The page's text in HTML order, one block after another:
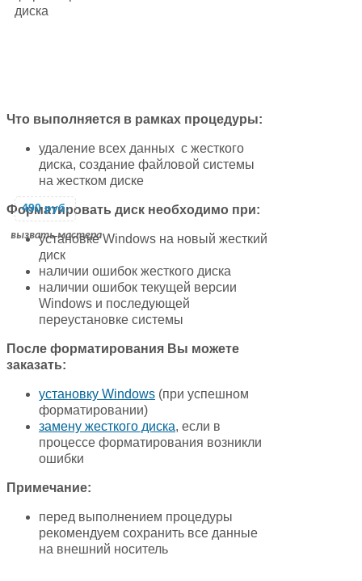
490 руб.
вызвать мастера
Что выполняется в рамках процедуры:
удаление всех данных с жесткого
диска, создание файловой системы
на жестком диске
Форматировать диск необходимо при:
установке Windows на новый жесткий
диск
наличии ошибок жесткого диска
наличии ошибок текущей версии
Windows и последующей
переустановке системы
После форматирования Вы можете
заказать:
установку Windows (при успешном
форматировании)
замену жесткого диска, если в
процессе форматирования возникли
ошибки
Примечание:
перед выполнением процедуры
рекомендуем сохранить все данные
на внешний носитель